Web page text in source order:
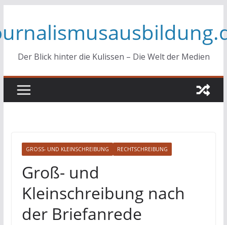
springen
Der Blick hinter die Kulissen – Die Welt der Medien
GROSS- UND KLEINSCHREIBUNG RECHTSCHREIBUNG
Groß- und
Kleinschreibung nach
der Briefanrede